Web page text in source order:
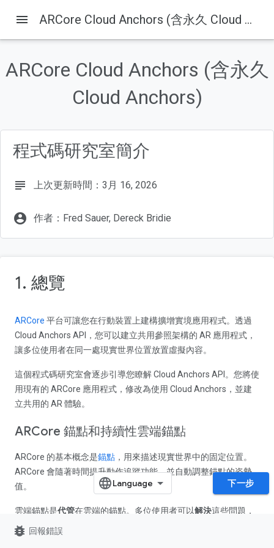
ARCore 錨點和持續性雲端錨點
建構目標
menu ARCore Cloud Anchors (含永久 Cloud Anchors)
ARCore Cloud Anchors (含永久
Cloud Anchors)
程式碼研究室簡介
subject 上次更新時間：3月 16, 2026
account_circle 作者：Fred Sauer, Dereck Bridie
1. 總覽
ARCore 平台可讓您在行動裝置上建構擴增實境應用程式。透過
Cloud Anchors API，您可以建立共用參照架構的 AR 應用程式，
讓多位使用者在同一處現實世界位置放置虛擬內容。
這個程式碼研究室會逐步引導您瞭解 Cloud Anchors API。您將使
用現有的 ARCore 應用程式，修改為使用 Cloud Anchors，並建
立共用的 AR 體驗。
ARCore 錨點和持續性雲端錨點
ARCore 的基本概念是錨點 ，用來描述現實世界中的固定位置。
ARCore 會隨著時間提升動作追蹤功能，並自動調整錨點的姿勢
值。
雲端錨點是代管在雲端的錨點。多位使用者可以解決這些問題，
在使用者和裝置之間建立共同的參照架構。
下一步
bug_report 回報錯誤